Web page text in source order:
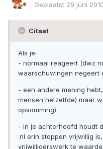
Geplaatst 29 juni 2010
Citaat
Als je:
- normaal reageert (dwz
waarschuwingen negeert
- een andere mening
mensen hetzelfde) maar
opsomming)
- in je achterhoofd houdt
.nl erin stoppen vrijwillig
vrijwilligerswerk te